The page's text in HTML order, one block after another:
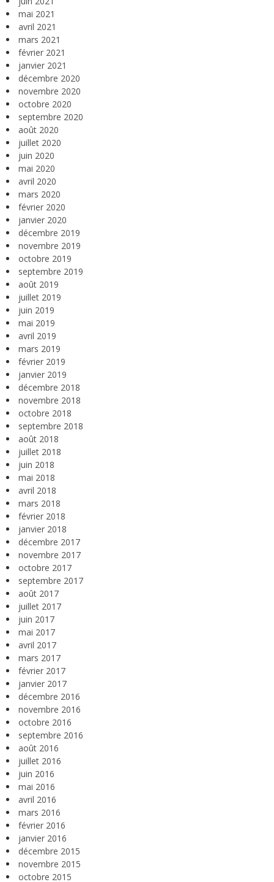
mai 2021
avril 2021
mars 2021
février 2021
janvier 2021
décembre 2020
novembre 2020
octobre 2020
septembre 2020
août 2020
juillet 2020
juin 2020
mai 2020
avril 2020
mars 2020
février 2020
janvier 2020
décembre 2019
novembre 2019
octobre 2019
septembre 2019
août 2019
juillet 2019
juin 2019
mai 2019
avril 2019
mars 2019
février 2019
janvier 2019
décembre 2018
novembre 2018
octobre 2018
septembre 2018
août 2018
juillet 2018
juin 2018
mai 2018
avril 2018
mars 2018
février 2018
janvier 2018
décembre 2017
novembre 2017
octobre 2017
septembre 2017
août 2017
juillet 2017
juin 2017
mai 2017
avril 2017
mars 2017
février 2017
janvier 2017
décembre 2016
novembre 2016
octobre 2016
septembre 2016
août 2016
juillet 2016
juin 2016
mai 2016
avril 2016
mars 2016
février 2016
janvier 2016
décembre 2015
novembre 2015
octobre 2015